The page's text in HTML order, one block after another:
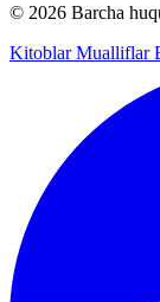
© 2026 Barcha
KitoblarMualliflar